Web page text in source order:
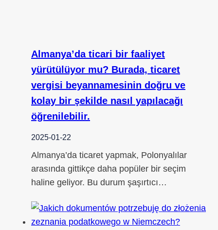
Almanya’da ticari bir faaliyet
yürütülüyor mu? Burada, ticaret
vergisi beyannamesinin doğru ve
kolay bir şekilde nasıl yapılacağı
öğrenilebilir.
2025-01-22
Almanya’da ticaret yapmak, Polonyalılar
arasında gittikçe daha popüler bir seçim
haline geliyor. Bu durum şaşırtıcı…